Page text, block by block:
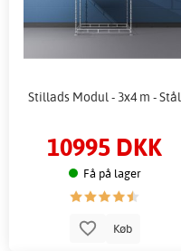
Stillads Modul - 3x4 m - Stål
10995 DKK
Få på lager
Køb